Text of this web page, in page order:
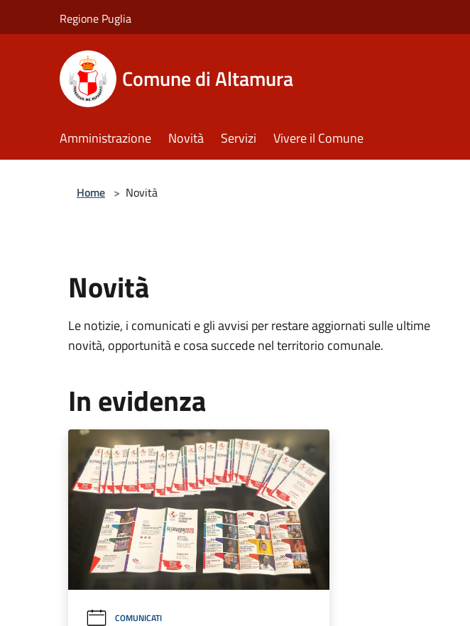
Regione Puglia
Comune di Altamura
Amministrazione Novità Servizi Vivere il Comune
Home > Novità
Novità
Le notizie, i comunicati e gli avvisi per restare aggiornati sulle ultime
novità, opportunità e cosa succede nel territorio comunale.
In evidenza
COMUNICATI